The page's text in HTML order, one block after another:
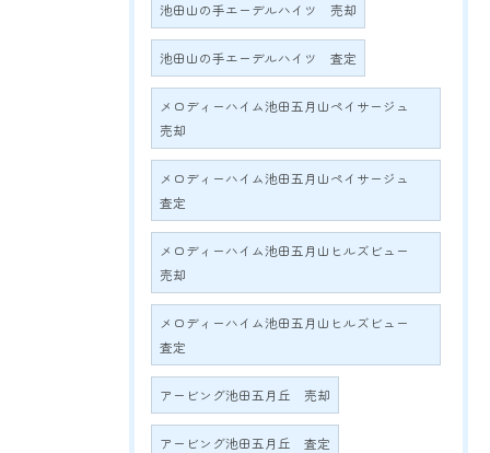
池田山の手エーデルハイツ 売却
池田山の手エーデルハイツ 査定
メロディーハイム池田五月山ペイサージュ
売却
メロディーハイム池田五月山ペイサージュ
査定
メロディーハイム池田五月山ヒルズビュー
売却
メロディーハイム池田五月山ヒルズビュー
査定
アービング池田五月丘 売却
アービング池田五月丘 査定